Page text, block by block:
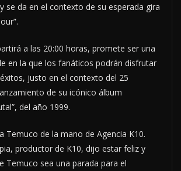
se da en el contexto de su esperada gira
a las 20:00 horas, promete ser una
en la que los fanáticos podrán disfrutar
justo en el contexto del 25
de su icónico álbum
del año 1999.
Temuco de la mano de Agencia K10.
productor de K10, dijo estar feliz y
Temuco sea una parada para el